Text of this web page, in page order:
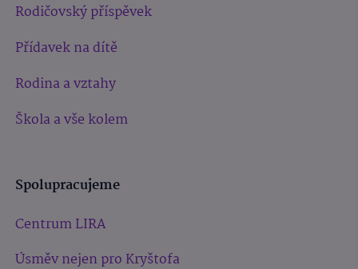
Rodičovský příspěvek
Přídavek na dítě
Rodina a vztahy
Škola a vše kolem
Spolupracujeme
Centrum LIRA
Úsměv nejen pro Kryštofa